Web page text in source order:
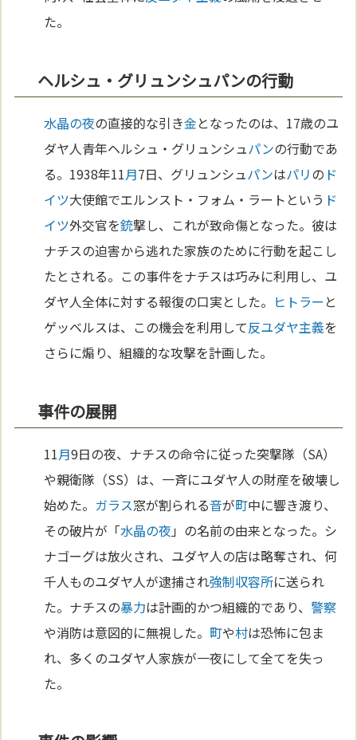
た。
ヘルシュ・グリュンシュパンの行動
水晶の夜の直接的な引き金となったのは、17歳のユ
ダヤ人青年ヘルシュ・グリュンシュパンの行動であ
る。1938年11月7日、グリュンシュパンはパリの ド
イツ大使館でエルンスト・フォム・ラートという ド
イツ外交官を銃撃し、これが致命傷となった。彼は
ナチスの迫害から逃れた家族のために行動を起こし
たとされる。この事件をナチスは巧みに利用し、ユ
ダヤ人全体に対する報復の口実とした。 ヒトラー と
ゲッベルスは、この機会を利用して反ユダヤ主義を
さらに煽り、組織的な攻撃を計画した。
事件の展開
11月9日の夜、ナチスの命令に従った突撃隊（SA）
や親衛隊（SS）は、一斉にユダヤ人の財産を破壊し
始めた。 ガラス窓が割られる音が町中に響き渡り、
その破片が「水晶の夜 」の名前の由来となった。シ
ナゴーグは放火され、ユダヤ人の店は略奪され、何
千人ものユダヤ人が逮捕され強制収容所に送られ
た。ナチスの暴力は計画的かつ組織的であり、警察
や消防は意図的に無視した。 町や村は恐怖に包ま
れ、多くのユダヤ人家族が一夜にして全てを失っ
た。